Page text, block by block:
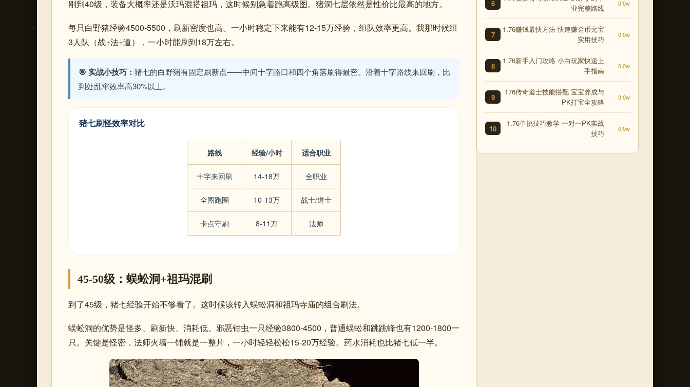
刚到40级，装备大概率还是沃玛混搭祖玛，这时候别急着跑高级图。猪洞七层依然是性价比最高的地方。
每只白野猪经验4500-5500，刷新密度也高。一小时稳定下来能有12-15万经验，组队效率更高。我那时候组
3人队（战+法+道），一小时能刷到18万左右。
🎯 实战小技巧： 猪七的白野猪有固定刷新点——中间十字路口和四个角落刷得最密。沿着十字路线来回刷，比
到处乱窜效率高30%以上。
猪七刷怪效率对比
路线 经验/小时 适合职业
十字来回刷 14-18万 全职业
全图跑圈 10-13万 战士/道士
卡点守刷 8-11万 法师
45-50级：蜈蚣洞+祖玛混刷
到了45级，猪七经验开始不够看了。这时候该转入蜈蚣洞和祖玛寺庙的组合刷法。
蜈蚣洞的优势是怪多、刷新快、消耗低。邪恶钳虫一只经验3800-4500，普通蜈蚣和跳跳蜂也有1200-1800一
只。关键是怪密，法师火墙一铺就是一整片，一小时轻轻松松15-20万经验。药水消耗也比猪七低一半。
6
业完整路线
0.0w
7
1.76赚钱最快方法 快速赚金币元宝
实用技巧
0.0w
8
1.76新手入门攻略 小白玩家快速上
手指南
0.0w
9
176传奇道士技能搭配 宝宝养成与
PK打宝全攻略
0.0w
10
1.76单挑技巧教学 一对一PK实战
技巧
0.0w